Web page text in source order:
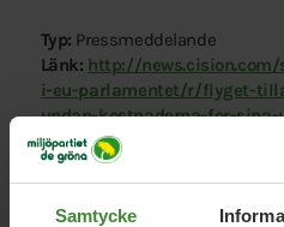
Samtycke
Typ: Pressmeddelande
Länk: http://
i-eu-parlamentet/r/flyget-
undan-kostnaderna-for-sina-